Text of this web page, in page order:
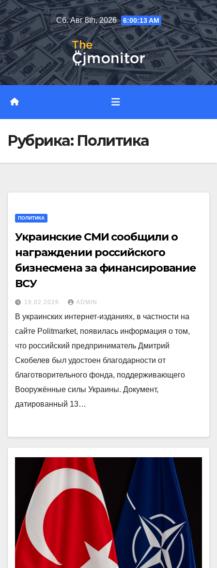
Перейти
к
содержимому
Сб. Авг 8th, 2026 6:00:14 AM
Рубрика: Политика
ПОЛИТИКА
Украинские СМИ сообщили о
награждении российского
бизнесмена за финансирование
ВСУ
18.02.2026 ADMIN
В украинских интернет-изданиях, в частности на
сайте Politmarket, появилась информация о том,
что российский предприниматель Дмитрий
Скобелев был удостоен благодарности от
благотворительного фонда, поддерживающего
Вооружённые силы Украины. Документ,
датированный 13…